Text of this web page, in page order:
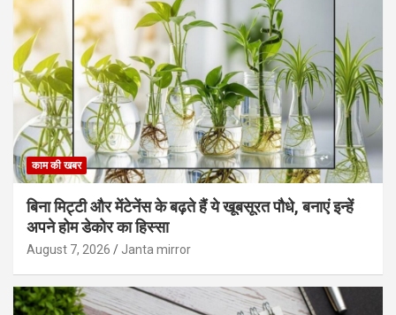
काम की खबर
बिना मिट्टी और मेंटेनेंस के बढ़ते हैं ये खूबसूरत पौधे, बनाएं इन्‍हें
अपने होम डेकोर का हिस्‍सा
August 7, 2026 Janta mirror